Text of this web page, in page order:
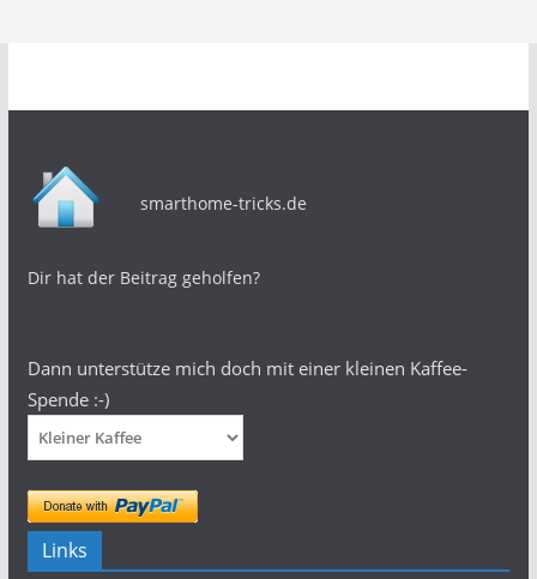
smarthome-tricks.de
Dir hat der Beitrag geholfen?
Dann unterstütze mich doch mit einer kleinen Kaffee-
Spende :-)
Links